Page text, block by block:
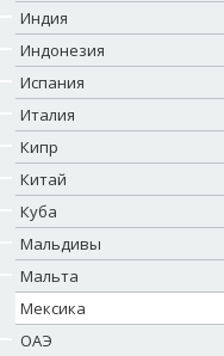
Индия
Индонезия
Испания
Италия
Кипр
Китай
Куба
Мальдивы
Мальта
Мексика
ОАЭ